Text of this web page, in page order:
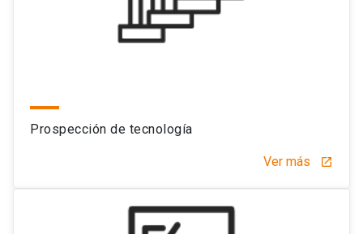
Prospección de tecnología
Ver más launch